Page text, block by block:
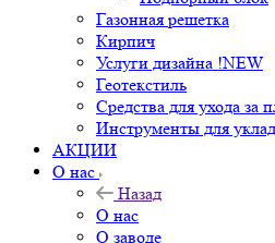
Газонная решетка
Кирпич
Услуги дизайна !NEW
Геотекстиль
Средства для ухода за
Инструменты для
АКЦИИ
О нас
Назад
О нас
О заводе